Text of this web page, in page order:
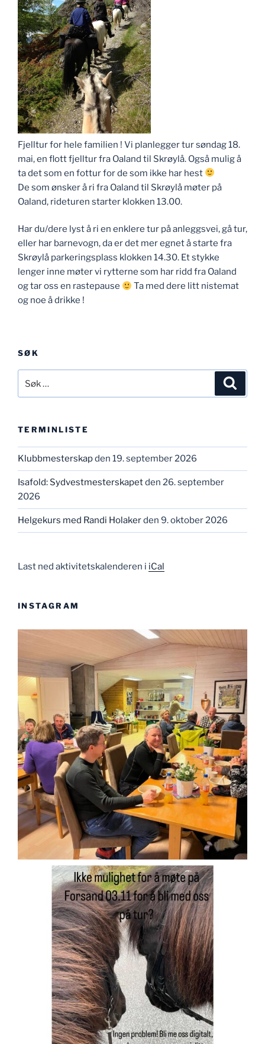
Fjelltur for hele familien ! Vi planlegger tur søndag 18.
mai, en flott fjelltur fra Oaland til Skrøylå. Også mulig å
ta det som en fottur for de som ikke har hest
De som ønsker å ri fra Oaland til Skrøylå møter på
Oaland, rideturen starter klokken 13.00.
Har du/dere lyst å ri en enklere tur på anleggsvei, gå tur,
eller har barnevogn, da er det mer egnet å starte fra
Skrøylå parkeringsplass klokken 14.30. Et stykke
lenger inne møter vi rytterne som har ridd fra Oaland
og tar oss en rastepause
Ta med dere litt nistemat
og noe å drikke !
SØK
etter:
TERMINLISTE
Klubbmesterskapden 19. september 2026
Isafold: Sydvestmesterskapetden 26. september
2026
Helgekurs med Randi Holakerden 9. oktober 2026
Last ned aktivitetskalenderen i iCal
INSTAGRAM